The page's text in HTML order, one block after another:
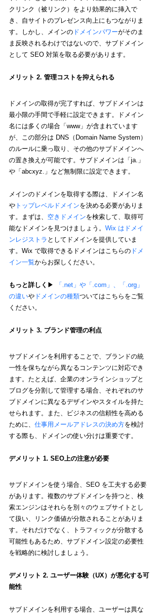
クリンク（被リンク）をより効果的に挿入で
き、自サイトのプレゼンス向上にもつながりま
す。しかし、メインの ドメインパワーがそのま
ま反映されるわけではないので、サブドメイン
として SEO 対策を取る必要があります。
メリット 2. 管理コストを抑えられる
ドメインの取得が完了すれば、サブドメインは
最小限の手間で手軽に設定できます。ドメイン
名には多くの場合「www」が含まれています
が、この部分は DNS（Domain Name System）
のルールに乗っ取り、その他のサブドメインへ
の置き換えが可能です。サブドメインは「ja.」
や「abcxyz.」など無制限に設定できます。
メインのドメインを取得する際は、ドメイン名
や トップレベルドメインを決める必要がありま
す。まずは、 空きドメインを検索して、取得可
能なドメインを見つけましょう。 Wix はドメイ
ンレジストラ としてドメインを提供していま
す。Wix で取得できるドメインはこちらの ドメ
イン一覧からお探しください。
もっと詳しく ▶︎
「.net」や「.com」、「.org」
の違いや ドメインの種類ついてはこちらをご覧
ください。
メリット 3. ブランド管理の利点
サブドメインを利用することで、ブランドの統
一性を保ちながら異なるコンテンツに対応でき
ます。たとえば、企業のオンラインショップと
ブログを分割して管理する場合、それぞれのサ
ブドメインに異なるデザインやスタイルを持た
せられます。また、ビジネスの信頼性を高める
ために、 仕事用メールアドレスの決め方を検討
する際も、ドメインの使い分けは重要です。
デメリット 1. SEO上の注意が必要
サブドメインを使う場合、SEO を工夫する必要
があります。複数のサブドメインを持つと、検
索エンジンはそれらを別々のウェブサイトとし
て扱い、リンク価値が分散されることがありま
す。それだけでなく、トラフィックが分散する
可能性もあるため、サブドメイン設定の必要性
を戦略的に検討しましょう。
デメリット 2. ユーザー体験（UX）が悪化する可
能性
サブドメインを利用する場合、ユーザーは異な